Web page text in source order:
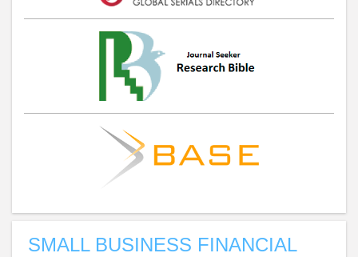
SMALL BUSINESS FINANCIAL